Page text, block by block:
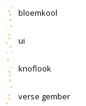
bloemkool
ui
knoflook
verse gember